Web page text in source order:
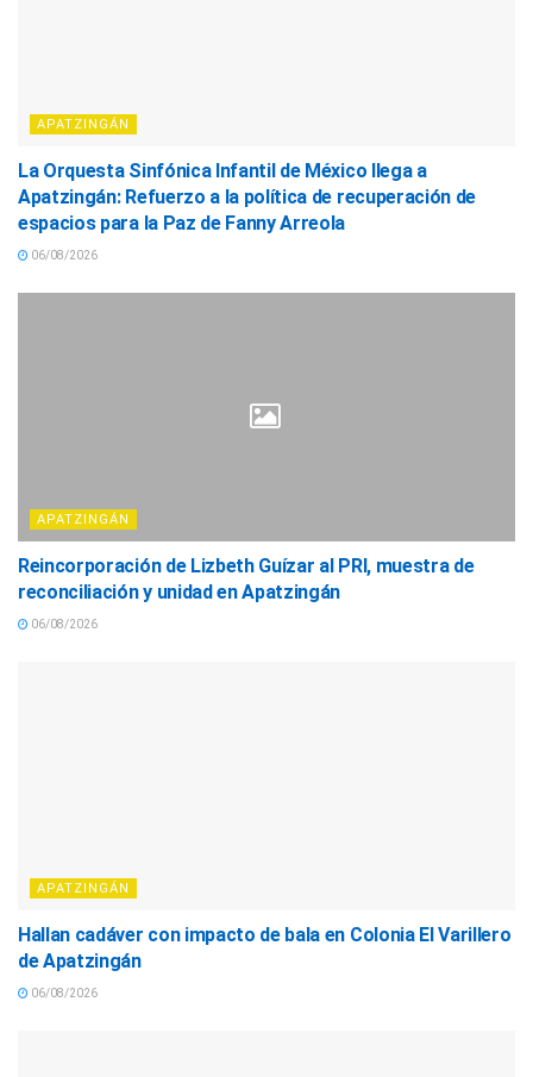
APATZINGÁN
La Orquesta Sinfónica Infantil de México llega a
Apatzingán: Refuerzo a la política de recuperación de
espacios para la Paz de Fanny Arreola
06/08/2026
APATZINGÁN
Reincorporación de Lizbeth Guízar al PRI, muestra de
reconciliación y unidad en Apatzingán
06/08/2026
APATZINGÁN
Hallan cadáver con impacto de bala en Colonia El Varillero
de Apatzingán
06/08/2026